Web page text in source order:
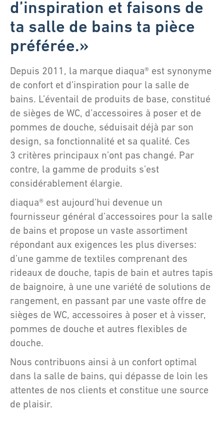
d’inspiration et faisons de
ta salle de bains ta pièce
préférée.»
Depuis 2011, la marque diaqua® est synonyme
de confort et d’inspiration pour la salle de
bains. L’éventail de produits de base, constitué
de sièges de WC, d’accessoires à poser et de
pommes de douche, séduisait déjà par son
design, sa fonctionnalité et sa qualité. Ces
3 critères principaux n’ont pas changé. Par
contre, la gamme de produits s’est
considérablement élargie.
diaqua® est aujourd’hui devenue un
fournisseur général d’accessoires pour la salle
de bains et propose un vaste assortiment
répondant aux exigences les plus diverses:
d’une gamme de textiles comprenant des
rideaux de douche, tapis de bain et autres tapis
de baignoire, à une une variété de solutions de
rangement, en passant par une vaste offre de
sièges de WC, accessoires à poser et à visser,
pommes de douche et autres flexibles de
douche.
Nous contribuons ainsi à un confort optimal
dans la salle de bains, qui dépasse de loin les
attentes de nos clients et constitue une source
de plaisir.